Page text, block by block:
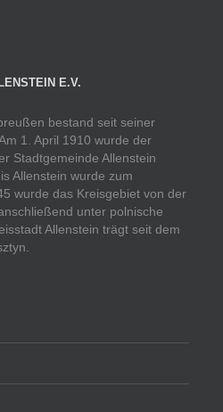
E.V.
bestand seit seiner
1. April 1910 wurde der
Stadtgemeinde Allenstein
Allenstein wurde zum
wurde das Kreisgebiet von der
unter polnische
Allenstein trägt seit dem